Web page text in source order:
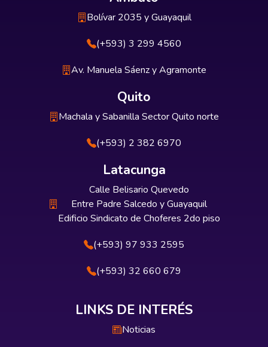
Bolívar 2035 y Guayaquil
(+593) 3 299 4560
Av. Manuela Sáenz y Agramonte
Quito
Machala y Sabanilla Sector Quito norte
(+593) 2 382 6970
Latacunga
Calle Belisario Quevedo
Entre Padre Salcedo y Guayaquil
Edificio Sindicato de Choferes 2do piso
(+593) 97 933 2595
(+593) 32 660 679
LINKS DE INTERÉS
Noticias